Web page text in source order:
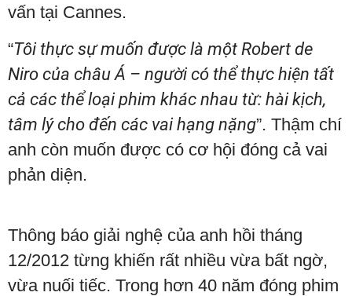
vấn tại Cannes.
“Tôi thực sự muốn được là một Robert de
Niro của châu Á – người có thể thực hiện tất
cả các thể loại phim khác nhau từ: hài kịch,
tâm lý cho đến các vai hạng nặng”. Thậm chí
anh còn muốn được có cơ hội đóng cả vai
phản diện.
Thông báo giải nghệ của anh hồi tháng
12/2012 từng khiến rất nhiều vừa bất ngờ,
vừa nuối tiếc. Trong hơn 40 năm đóng phim